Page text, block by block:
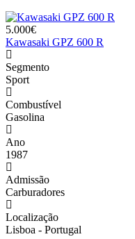
5.000€
Kawasaki GPZ 600 R
Segmento
Sport
Combustível
Gasolina
Ano
1987
Admissão
Carburadores
Localização
Lisboa - Portugal